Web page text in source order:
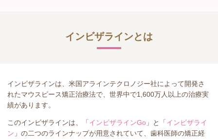
インビザラインとは
インビザラインは、米国アラインテクロノジー社によって開発さ
れたマウスピース矯正治療法で、世界中で1,600万人以上の治療実
績があります。
このインビザラインは、「インビザラインGo 」と「インビザライ
ン 」の二つのラインナップが用意されていて、歯科医師の矯正経